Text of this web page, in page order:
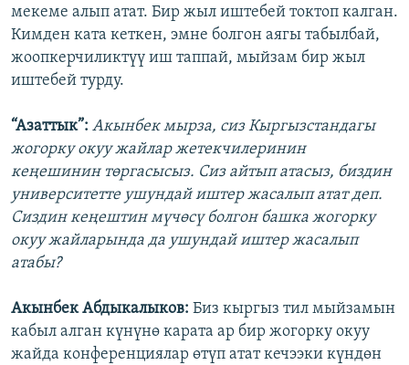
мекеме алып атат. Бир жыл иштебей токтоп калган.
Кимден ката кеткен, эмне болгон аягы табылбай,
жоопкерчиликтүү иш таппай, мыйзам бир жыл
иштебей турду.
“Азаттык”: Акынбек мырза, сиз Кыргызстандагы
жогорку окуу жайлар жетекчилеринин
кеңешинин төргасысыз. Сиз айтып атасыз, биздин
университетте ушундай иштер жасалып атат деп.
Сиздин кеңештин мүчөсү болгон башка жогорку
окуу жайларында да ушундай иштер жасалып
атабы?
Акынбек Абдыкалыков: Биз кыргыз тил мыйзамын
кабыл алган күнүнө карата ар бир жогорку окуу
жайда конференциялар өтүп атат кечээки күндөн